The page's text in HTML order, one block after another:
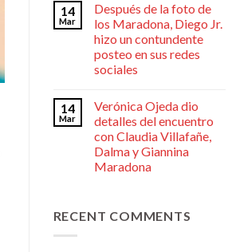
14
Mar
Después de la foto de
los Maradona, Diego Jr.
hizo un contundente
posteo en sus redes
sociales
14
Mar
Verónica Ojeda dio
detalles del encuentro
con Claudia Villafañe,
Dalma y Giannina
Maradona
RECENT COMMENTS